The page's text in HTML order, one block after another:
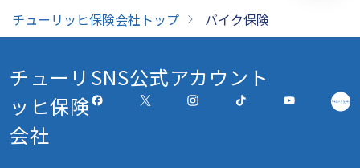
チューリッヒ保険会社トップ バイク保険
チューリ
ッヒ保険
会社
SNS公式アカウント